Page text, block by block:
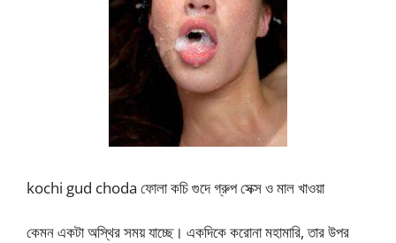
kochi gud choda ফোলা কচি গুদে গ্রুপ সেক্স ও মাল খাওয়া
কেমন একটা অস্থির সময় যাচ্ছে। একদিকে করোনা মহামারি, তার উপর